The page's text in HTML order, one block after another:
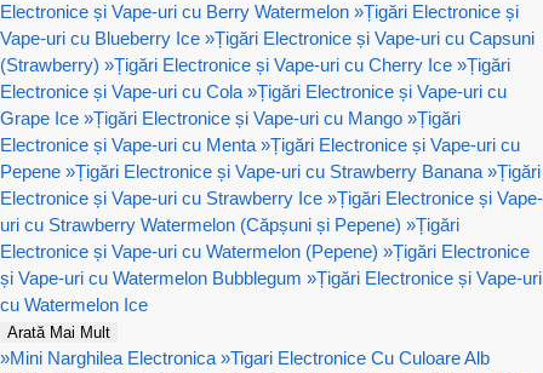
Electronice și Vape-uri cu Berry Watermelon »Țigări Electronice și
Vape-uri cu Blueberry Ice »Țigări Electronice și Vape-uri cu Capsuni
(Strawberry) »Țigări Electronice și Vape-uri cu Cherry Ice »Țigări
Electronice și Vape-uri cu Cola »Țigări Electronice și Vape-uri cu
Grape Ice »Țigări Electronice și Vape-uri cu Mango »Țigări
Electronice și Vape-uri cu Menta »Țigări Electronice și Vape-uri cu
Pepene »Țigări Electronice și Vape-uri cu Strawberry Banana »Țigări
Electronice și Vape-uri cu Strawberry Ice »Țigări Electronice și Vape-
uri cu Strawberry Watermelon (Căpșuni și Pepene) »Țigări
Electronice și Vape-uri cu Watermelon (Pepene) »Țigări Electronice
și Vape-uri cu Watermelon Bubblegum »Țigări Electronice și Vape-uri
cu Watermelon Ice
Arată Mai Mult
»Mini Narghilea Electronica »Tigari Electronice Cu Culoare Alb